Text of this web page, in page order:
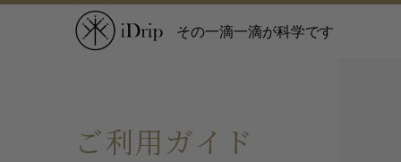
その一滴一滴が科学です
ご利用ガイド